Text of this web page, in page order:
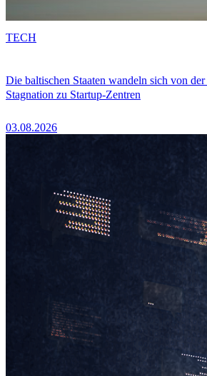
Die baltischen Staaten wandeln sich von
Stagnation zu Startup-Zentren
03.08.2026
TECH